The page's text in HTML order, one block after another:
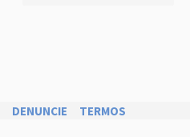
DENUNCIE TERMOS